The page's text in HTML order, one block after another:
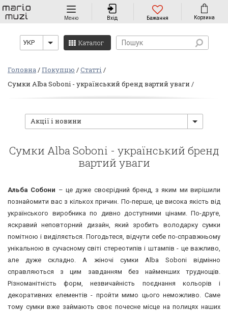
Навігація
Меню Вхід Бажання Корзина
УКР Каталог
Головна Покупцю
Статті
Сумки Alba Soboni - український бренд вартий уваги
Акції і новини
Сумки Alba Soboni - український бренд
вартий уваги
Альба Собони – це дуже своєрідний бренд, з яким ми вирішили
познайомити вас з кількох причин. По-перше, це висока якість від
українського виробника по дивно доступними цінами. По-друге,
яскравий неповторний дизайн, який зробить володарку сумки
помітною і виділяється. Погодьтеся, відчути себе по-справжньому
унікальною в сучасному світі стереотипів і штампів - це важливо,
але дуже складно. А жіночі сумки Alba Soboni відмінно
справляються з цим завданням без найменших труднощів.
Різноманітність форм, незвичайність поєднання кольорів і
декоративних елементів - пройти мимо цього неможливо. Саме
тому сумки вже займають своє почесне місце на полицях наших